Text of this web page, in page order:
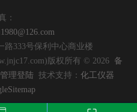
：
路333号保利中心商业楼
版权所有 © 2026 备
管理登陆 技术支持： 化工仪器